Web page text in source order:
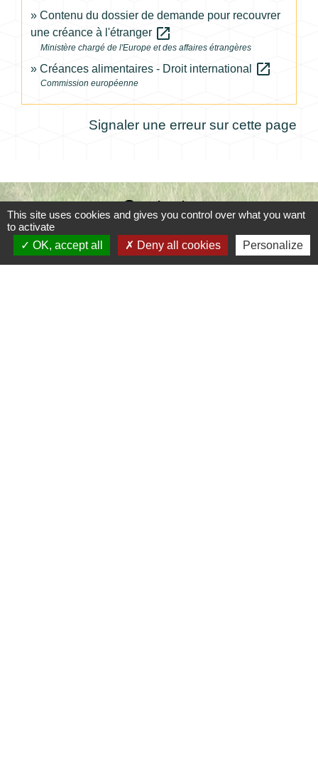
Contenu du dossier de demande pour recouvrer
une créance à l'étranger open_in_new
Ministère chargé de l'Europe et des affaires étrangères
Créances alimentaires - Droit international open_in_new
Commission européenne
Signaler une erreur sur cette page
Contacts
Commune de Coursac
1 place de la Mairie
This site uses cookies and gives you control over what you want
to activate
OK, accept all
Deny all cookies Personalize